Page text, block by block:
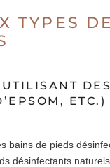
TYPES
ETC.)
bains de pieds
désinfectants